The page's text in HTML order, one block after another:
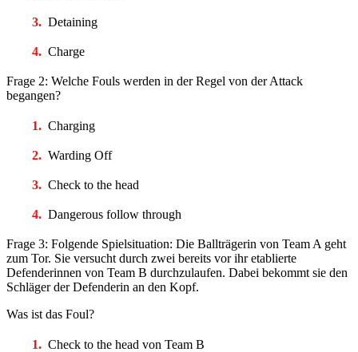
Detaining
Charge
Frage 2: Welche Fouls werden in der Regel von der Attack
begangen?
Charging
Warding Off
Check to the head
Dangerous follow through
Frage 3: Folgende Spielsituation: Die Ballträgerin von Team A geht
zum Tor. Sie versucht durch zwei bereits vor ihr etablierte
Defenderinnen von Team B durchzulaufen. Dabei bekommt sie den
Schläger der Defenderin an den Kopf.
Was ist das Foul?
Check to the head von Team B